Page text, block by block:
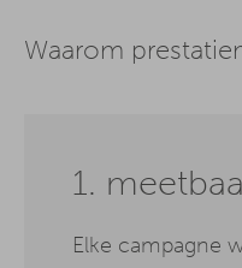
Waarom
1.
Elke campagne